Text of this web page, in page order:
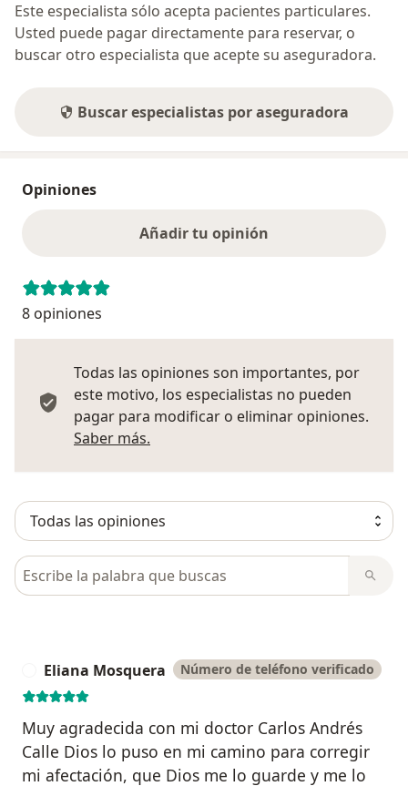
Este especialista sólo acepta pacientes particulares.
Usted puede pagar directamente para reservar, o
buscar otro especialista que acepte su aseguradora.
Buscar especialistas por aseguradora
Opiniones
Añadir tu opinión
8 opiniones
Todas las opiniones son importantes, por
este motivo, los especialistas no pueden
pagar para modificar o eliminar opiniones.
Saber más.
Busca en opiniones
Eliana Mosquera Número de teléfono verificado
Muy agradecida con mi doctor Carlos Andrés
Calle Dios lo puso en mi camino para corregir
mi afectación, que Dios me lo guarde y me lo